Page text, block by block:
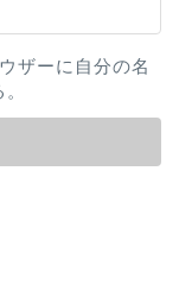
ザーに自分の名